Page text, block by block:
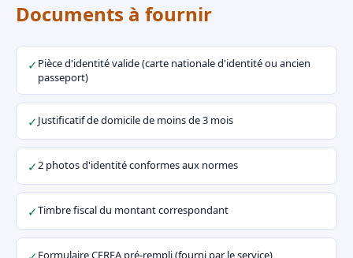
Documents à fournir
✓ Pièce d'identité valide (carte nationale d'identité ou ancien
passeport)
✓Justificatif de domicile de moins de 3 mois
✓2 photos d'identité conformes aux normes
✓Timbre fiscal du montant correspondant
Formulaire CERFA pré-rempli (fourni par le service)